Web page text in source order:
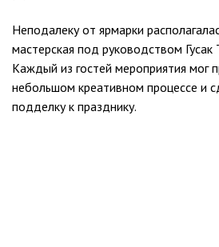
Неподалеку от ярмарки
мастерская под руководством Гусак
Каждый из гостей мероприятия мог
небольшом креативном процессе и
подделку к празднику.